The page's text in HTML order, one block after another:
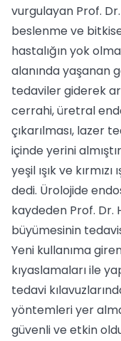
vurgulayan Prof.
beslenme ve
hastalığın yok
alanında yaşanan
tedaviler giderek
cerrahi, üretral
çıkarılması, lazer
içinde yerini
yeşil ışık ve
dedi. Ürolojide
kaydeden Prof. Dr.
büyümesinin
Yeni kullanıma
kıyaslamaları ile
tedavi
yöntemleri yer
güvenli ve etkin